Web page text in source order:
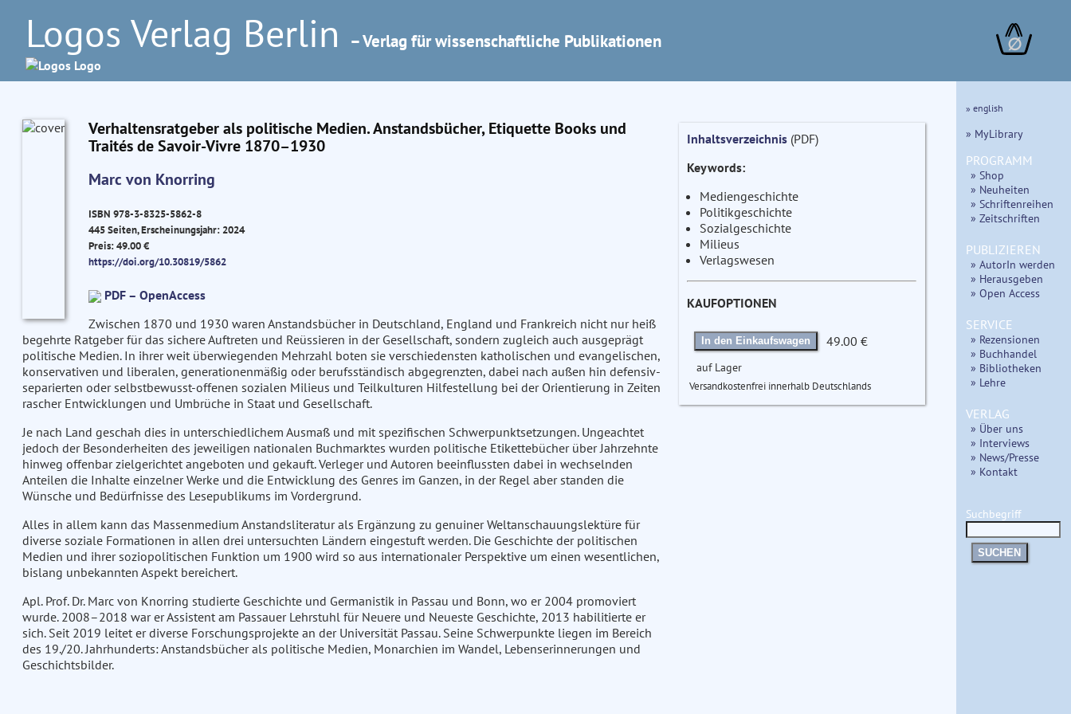
Logos Verlag Berlin – Verlag für wissenschaftliche Publikationen ∅
Verhaltensratgeber als politische Medien. Anstandsbücher, Etiquette Books und
Traités de Savoir-Vivre 1870–1930
Marc von Knorring
ISBN 978-3-8325-5862-8
445 Seiten, Erscheinungsjahr: 2024
Preis: 49.00 €
https://doi.org/10.30819/5862
PDF – OpenAccess
Zwischen 1870 und 1930 waren Anstandsbücher in Deutschland, England und Frankreich nicht nur heiß
begehrte Ratgeber für das sichere Auftreten und Reüssieren in der Gesellschaft, sondern zugleich auch ausgeprägt
politische Medien. In ihrer weit überwiegenden Mehrzahl boten sie verschiedensten katholischen und evangelischen,
konservativen und liberalen, generationenmäßig oder berufsständisch abgegrenzten, dabei nach außen hin defensiv-
separierten oder selbstbewusst-offenen sozialen Milieus und Teilkulturen Hilfestellung bei der Orientierung in Zeiten
rascher Entwicklungen und Umbrüche in Staat und Gesellschaft.
Je nach Land geschah dies in unterschiedlichem Ausmaß und mit spezifischen Schwerpunktsetzungen. Ungeachtet
jedoch der Besonderheiten des jeweiligen nationalen Buchmarktes wurden politische Etikettebücher über Jahrzehnte
hinweg offenbar zielgerichtet angeboten und gekauft. Verleger und Autoren beeinflussten dabei in wechselnden
Anteilen die Inhalte einzelner Werke und die Entwicklung des Genres im Ganzen, in der Regel aber standen die
Wünsche und Bedürfnisse des Lesepublikums im Vordergrund.
Alles in allem kann das Massenmedium Anstandsliteratur als Ergänzung zu genuiner Weltanschauungslektüre für
diverse soziale Formationen in allen drei untersuchten Ländern eingestuft werden. Die Geschichte der politischen
Medien und ihrer soziopolitischen Funktion um 1900 wird so aus internationaler Perspektive um einen wesentlichen,
bislang unbekannten Aspekt bereichert.
Apl. Prof. Dr. Marc von Knorring studierte Geschichte und Germanistik in Passau und Bonn, wo er 2004 promoviert
wurde. 2008–2018 war er Assistent am Passauer Lehrstuhl für Neuere und Neueste Geschichte, 2013 habilitierte er
sich. Seit 2019 leitet er diverse Forschungsprojekte an der Universität Passau. Seine Schwerpunkte liegen im Bereich
des 19./20. Jahrhunderts: Anstandsbücher als politische Medien, Monarchien im Wandel, Lebenserinnerungen und
Geschichtsbilder.
Inhaltsverzeichnis(PDF)
Keywords:
Mediengeschichte
Politikgeschichte
Sozialgeschichte
Milieus
Verlagswesen
KAUFOPTIONEN
In den Einkaufswagen 49.00 €
auf Lager
Versandkostenfrei innerhalb Deutschlands
» english
» MyLibrary
PROGRAMM
» Shop
» Neuheiten
» Schriftenreihen
» Zeitschriften
PUBLIZIEREN
» AutorIn werden
» Herausgeben
» Open Access
SERVICE
» Rezensionen
» Buchhandel
» Bibliotheken
» Lehre
VERLAG
» Über uns
» Interviews
» News/Presse
» Kontakt
Suchbegriff
SUCHEN